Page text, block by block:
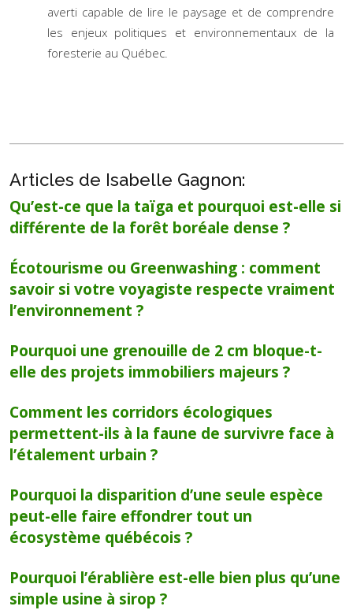
averti capable de lire le paysage et de comprendre
les enjeux politiques et environnementaux de la
foresterie au Québec.
Articles de Isabelle Gagnon:
Qu’est-ce que la taïga et pourquoi est-elle si
différente de la forêt boréale dense ?
Écotourisme ou Greenwashing : comment
savoir si votre voyagiste respecte vraiment
l’environnement ?
Pourquoi une grenouille de 2 cm bloque-t-
elle des projets immobiliers majeurs ?
Comment les corridors écologiques
permettent-ils à la faune de survivre face à
l’étalement urbain ?
Pourquoi la disparition d’une seule espèce
peut-elle faire effondrer tout un
écosystème québécois ?
Pourquoi l’érablière est-elle bien plus qu’une
simple usine à sirop ?